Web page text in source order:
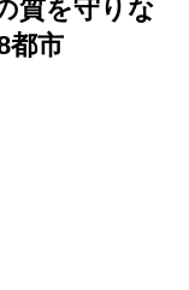
質を守りな
都市